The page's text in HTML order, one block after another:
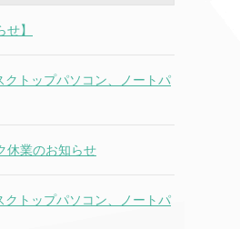
せ】
トップパソコン、ノートパ
休業のお知らせ
トップパソコン、ノートパ